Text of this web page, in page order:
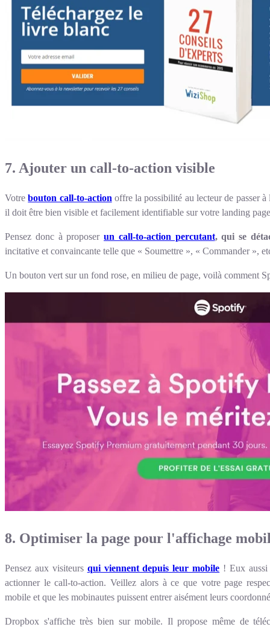
7. Ajouter un call-to-action visible
Votrebouton call-to-action offre la possibilité au lecteur de passer
il doit être bien visible et facilement identifiable sur votre landing
Pensez donc à proposerun call-to-action percutant, qui se
incitative et convaincante telle que « Soumettre », « Commander »,
Un bouton vert sur un fond rose, en milieu de page, voilà comment
8. Optimiser la page pour l'affichage
Pensez aux visiteurs qui viennent depuis leur mobile ! Eux
actionner le call-to-action. Veillez alors à ce que votre page
mobile et que les mobinautes puissent entrer aisément leurs
Dropbox s'affiche très bien sur mobile. Il propose même de